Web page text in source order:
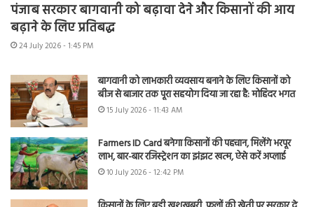
पंजाब सरकार बागवानी को बढ़ावा देने और किसानों की आय
बढ़ाने के लिए प्रतिबद्ध
24 July 2026 - 1:45 PM
बागवानी को लाभकारी व्यवसाय बनाने के लिए किसानों को
बीज से बाजार तक पूरा सहयोग दिया जा रहा है: मोहिंदर भगत
15 July 2026 - 11:43 AM
Farmers ID Card बनेगा किसानों की पहचान, मिलेंगे भरपूर
लाभ, बार-बार रजिस्ट्रेशन का झंझट खत्म, ऐसे करें अप्लाई
10 July 2026 - 12:42 PM